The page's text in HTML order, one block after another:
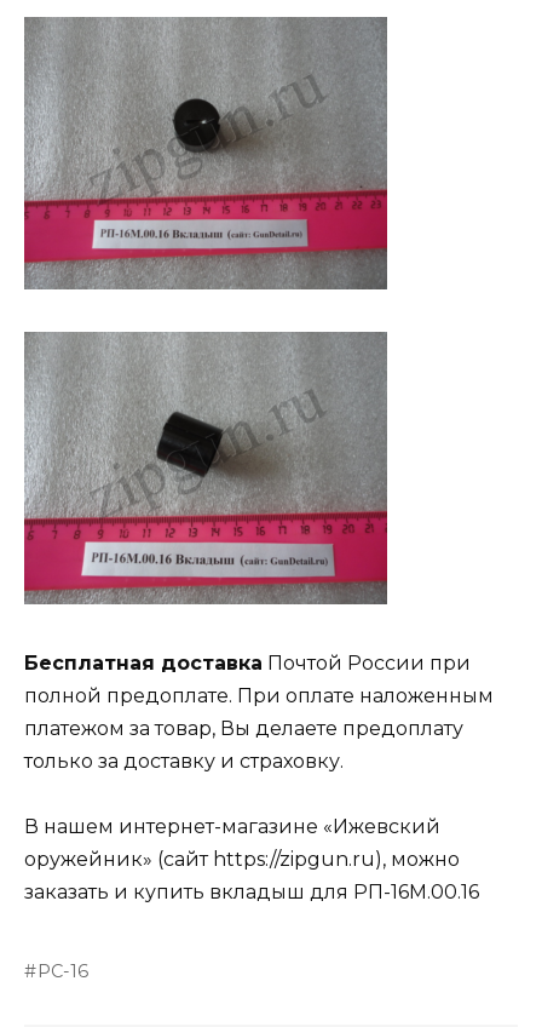
Бесплатная доставка Почтой России при
полной предоплате. При оплате наложенным
платежом за товар, Вы делаете предоплату
только за доставку и страховку.
В нашем интернет-магазине «Ижевский
оружейник» (сайт https://zipgun.ru), можно
заказать и купить вкладыш для РП-16М.00.16
РС-16